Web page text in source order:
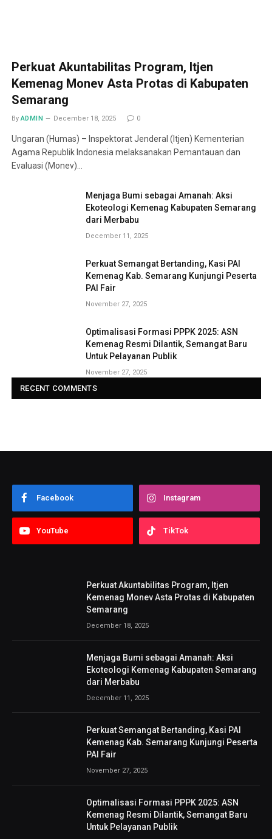
Perkuat Akuntabilitas Program, Itjen
Kemenag Monev Asta Protas di Kabupaten
Semarang
By ADMIN December 18, 2025 0
Ungaran (Humas) – Inspektorat Jenderal (Itjen) Kementerian
Agama Republik Indonesia melaksanakan Pemantauan dan
Evaluasi (Monev)…
Menjaga Bumi sebagai Amanah: Aksi
Ekoteologi Kemenag Kabupaten Semarang
dari Merbabu
December 11, 2025
Perkuat Semangat Bertanding, Kasi PAI
Kemenag Kab. Semarang Kunjungi Peserta
PAI Fair
November 27, 2025
Optimalisasi Formasi PPPK 2025: ASN
Kemenag Resmi Dilantik, Semangat Baru
Untuk Pelayanan Publik
November 27, 2025
RECENT COMMENTS
Facebook Instagram
YouTube TikTok
Perkuat Akuntabilitas Program, Itjen
Kemenag Monev Asta Protas di Kabupaten
Semarang
December 18, 2025
Menjaga Bumi sebagai Amanah: Aksi
Ekoteologi Kemenag Kabupaten Semarang
dari Merbabu
December 11, 2025
Perkuat Semangat Bertanding, Kasi PAI
Kemenag Kab. Semarang Kunjungi Peserta
PAI Fair
November 27, 2025
Optimalisasi Formasi PPPK 2025: ASN
Kemenag Resmi Dilantik, Semangat Baru
Untuk Pelayanan Publik